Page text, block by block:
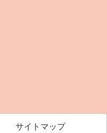
サイトマップ